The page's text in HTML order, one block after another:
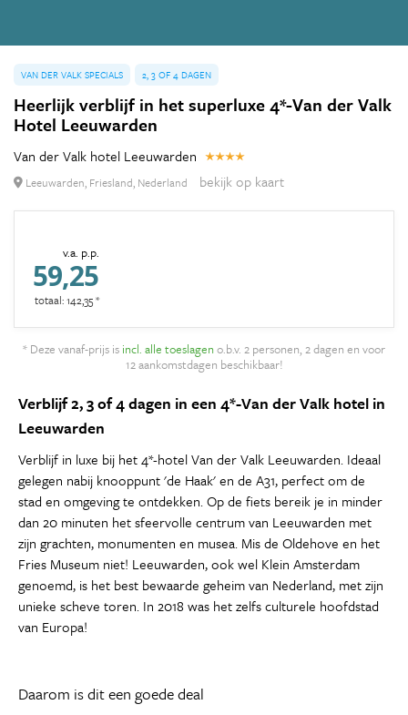
VAN DER VALK SPECIALS 2, 3 OF 4 DAGEN
Heerlijk verblijf in het superluxe 4*-Van der Valk
Hotel Leeuwarden
Van der Valk hotel Leeuwarden
Leeuwarden, Friesland, Nederland bekijk op kaart
v.a. p.p.
59,25
totaal: 142,35 *
* Deze vanaf-prijs is incl. alle toeslagen o.b.v. 2 personen, 2 dagen en voor
12 aankomstdagen beschikbaar!
Verblijf 2, 3 of 4 dagen in een 4*-Van der Valk hotel in
Leeuwarden
Verblijf in luxe bij het 4*-hotel Van der Valk Leeuwarden. Ideaal
gelegen nabij knooppunt 'de Haak' en de A31, perfect om de
stad en omgeving te ontdekken. Op de fiets bereik je in minder
dan 20 minuten het sfeervolle centrum van Leeuwarden met
zijn grachten, monumenten en musea. Mis de Oldehove en het
Fries Museum niet! Leeuwarden, ook wel Klein Amsterdam
genoemd, is het best bewaarde geheim van Nederland, met zijn
unieke scheve toren. In 2018 was het zelfs culturele hoofdstad
van Europa!
Daarom is dit een goede deal